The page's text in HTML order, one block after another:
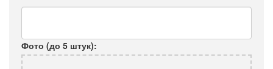
Фото (до 5 штук):